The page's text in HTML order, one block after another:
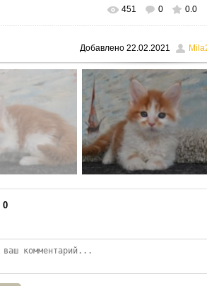
В реальном размере 795x530
451 0 0.0
Добавлено22.02.2021
0